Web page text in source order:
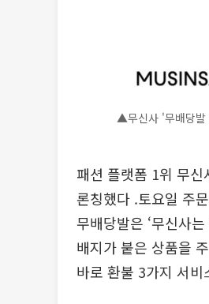
▲무신사 '무배당발
패션 플랫폼 1위 무신
론칭했다 .토요일 주
무배당발은 ‘무신사
배지가 붙은 상품을
바로 환불 3가지 서비